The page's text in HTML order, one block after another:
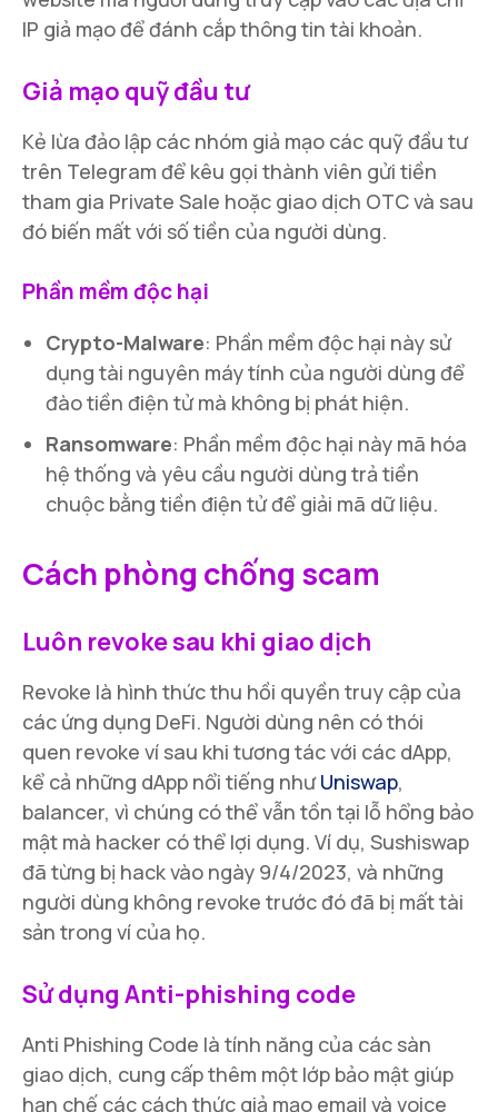
IP giả mạo để đánh cắp thông tin tài khoản.
Giả mạo quỹ đầu tư
Kẻ lừa đảo lập các nhóm giả mạo các quỹ đầu tư
trên Telegram để kêu gọi thành viên gửi tiền
tham gia Private Sale hoặc giao dịch OTC và sau
đó biến mất với số tiền của người dùng.
Phần mềm độc hại
Crypto-Malware: Phần mềm độc hại này sử
dụng tài nguyên máy tính của người dùng để
đào tiền điện tử mà không bị phát hiện.
Ransomware: Phần mềm độc hại này mã hóa
hệ thống và yêu cầu người dùng trả tiền
chuộc bằng tiền điện tử để giải mã dữ liệu.
Cách phòng chống scam
Luôn revoke sau khi giao dịch
Revoke là hình thức thu hồi quyền truy cập của
các ứng dụng DeFi. Người dùng nên có thói
quen revoke ví sau khi tương tác với các dApp,
kể cả những dApp nổi tiếng nhưUniswap,
balancer, vì chúng có thể vẫn tồn tại lỗ hổng bảo
mật mà hacker có thể lợi dụng. Ví dụ, Sushiswap
đã từng bị hack vào ngày 9/4/2023, và những
người dùng không revoke trước đó đã bị mất tài
sản trong ví của họ.
Sử dụng Anti-phishing code
Anti Phishing Code là tính năng của các sàn
giao dịch, cung cấp thêm một lớp bảo mật giúp
hạn chế các cách thức giả mạo email và voice